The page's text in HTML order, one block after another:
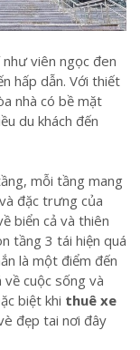
viên ngọc đen
hấp dẫn. Với thiết
nhà có bề mặt
du khách đến
mỗi tầng mang
đặc trưng của
biển cả và thiên
tầng 3 tái hiện quá
là một điểm đến
về cuộc sống và
biệt khi thuê xe
đẹp tai nơi đây